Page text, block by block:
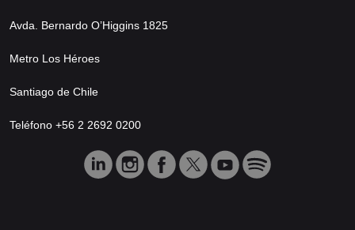
Avda. Bernardo O’Higgins 1825
Metro Los Héroes
Santiago de Chile
Teléfono +56 2 2692 0200